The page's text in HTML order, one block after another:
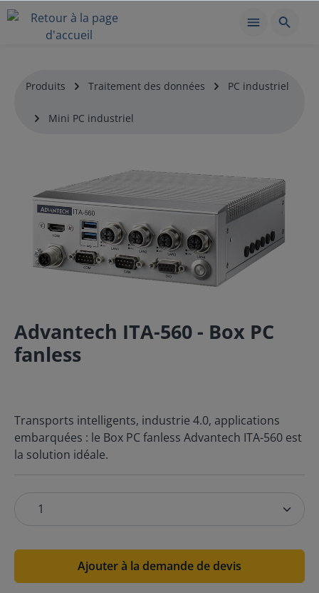
Produits Traitement des données PC industriel
Mini PC industriel
Advantech ITA-560 - Box PC
fanless
Transports intelligents, industrie 4.0, applications
embarquées : le Box PC fanless Advantech ITA-560 est
la solution idéale.
Ajouter à la demande de devis